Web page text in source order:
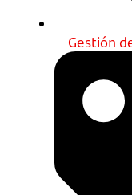
Gestión